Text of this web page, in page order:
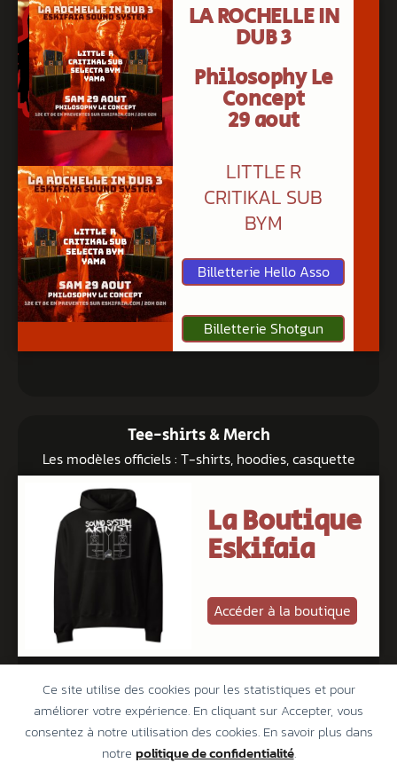
Ce site utilise des cookies pour les statistiques et pour
améliorer votre expérience. En cliquant sur Accepter, vous
consentez à notre utilisation des cookies. En savoir plus dans
notre politique de confidentialité.
LA ROCHELLE IN
DUB 3
Philosophy Le
Concept
29 aout
LITTLE R
CRITIKAL SUB
BYM
Billetterie Hello Asso
Billetterie Shotgun
Tee-shirts & Merch
Les modèles officiels : T-shirts, hoodies, casquette
La Boutique
Eskifaia
Accéder à la boutique
Conditions Générales de Vente